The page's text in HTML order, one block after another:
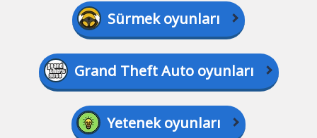
Sürmek oyunları
Grand Theft Auto oyunları
Yetenek oyunları